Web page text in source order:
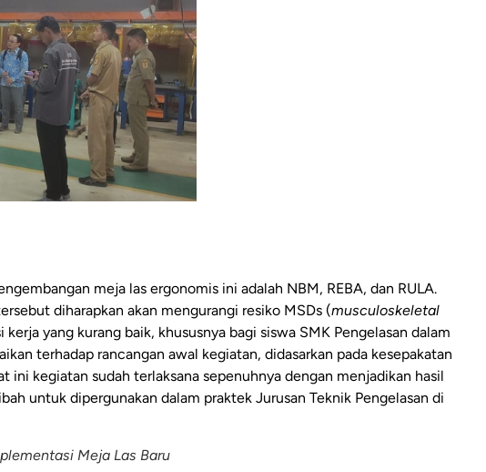
meja las ergonomis ini adalah NBM, REBA, dan RULA.
diharapkan akan mengurangi resiko MSDs (musculoskeletal
yang kurang baik, khususnya bagi siswa SMK Pengelasan dalam
terhadap rancangan awal kegiatan, didasarkan pada kesepakatan
ini kegiatan sudah terlaksana sepenuhnya dengan menjadikan hasil
untuk dipergunakan dalam praktek Jurusan Teknik Pengelasan di
Meja Las Baru